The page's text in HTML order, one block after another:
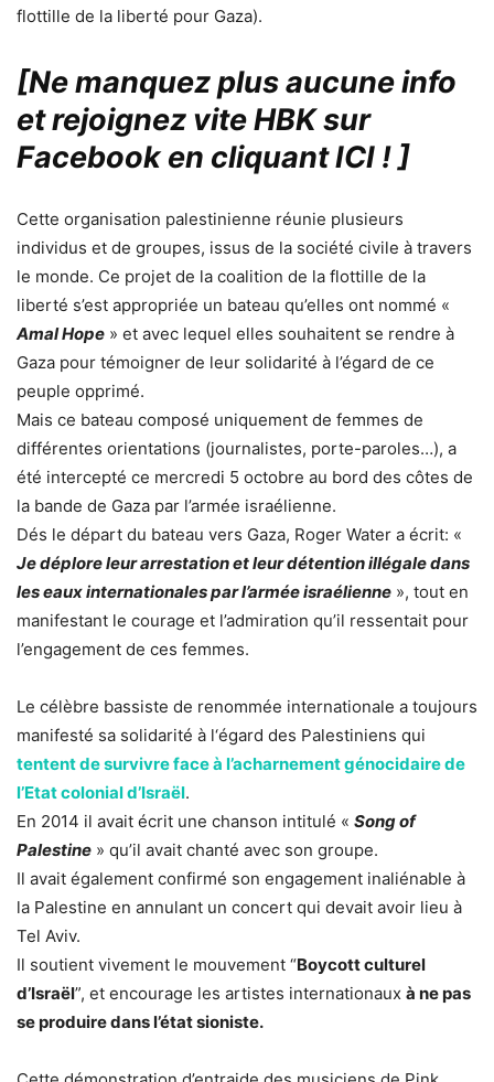
flottille de la liberté pour Gaza).
[Ne manquez plus aucune info
et rejoignez vite HBK sur
Facebook en cliquant ICI !]
Cette organisation palestinienne réunie plusieurs
individus et de groupes, issus de la société civile à travers
le monde. Ce projet de la coalition de la flottille de la
liberté s’est appropriée un bateau qu’elles ont nommé «
Amal Hope » et avec lequel elles souhaitent se rendre à
Gaza pour témoigner de leur solidarité à l’égard de ce
peuple opprimé.
Mais ce bateau composé uniquement de femmes de
différentes orientations (journalistes, porte-paroles…), a
été intercepté ce mercredi 5 octobre au bord des côtes de
la bande de Gaza par l’armée israélienne.
Dés le départ du bateau vers Gaza, Roger Water a écrit: «
Je déplore leur arrestation et leur détention illégale dans
les eaux internationales par l’armée israélienne », tout en
manifestant le courage et l’admiration qu’il ressentait pour
l’engagement de ces femmes.
Le célèbre bassiste de renommée internationale a toujours
manifesté sa solidarité à l‘égard des Palestiniens qui
tentent de survivre face à l’acharnement génocidaire de
l’Etat colonial d’Israël.
En 2014 il avait écrit une chanson intitulé « Song of
Palestine » qu’il avait chanté avec son groupe.
Il avait également confirmé son engagement inaliénable à
la Palestine en annulant un concert qui devait avoir lieu à
Tel Aviv.
Il soutient vivement le mouvement “Boycott culturel
d’Israël”, et encourage les artistes internationaux à ne pas
se produire dans l’état sioniste.